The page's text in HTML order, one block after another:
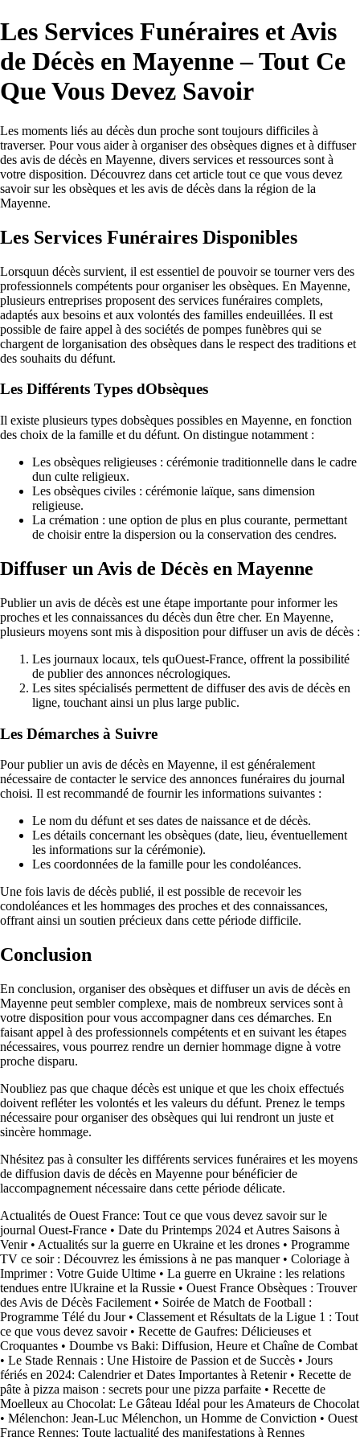
Les Services Funéraires et Avis
de Décès en Mayenne – Tout Ce
Que Vous Devez Savoir
Les moments liés au décès dun proche sont toujours difficiles à
traverser. Pour vous aider à organiser des obsèques dignes et à diffuser
des avis de décès en Mayenne, divers services et ressources sont à
votre disposition. Découvrez dans cet article tout ce que vous devez
savoir sur les obsèques et les avis de décès dans la région de la
Mayenne.
Les Services Funéraires Disponibles
Lorsquun décès survient, il est essentiel de pouvoir se tourner vers des
professionnels compétents pour organiser les obsèques. En Mayenne,
plusieurs entreprises proposent des services funéraires complets,
adaptés aux besoins et aux volontés des familles endeuillées. Il est
possible de faire appel à des sociétés de pompes funèbres qui se
chargent de lorganisation des obsèques dans le respect des traditions et
des souhaits du défunt.
Les Différents Types dObsèques
Il existe plusieurs types dobsèques possibles en Mayenne, en fonction
des choix de la famille et du défunt. On distingue notamment :
Les obsèques religieuses : cérémonie traditionnelle dans le cadre
dun culte religieux.
Les obsèques civiles : cérémonie laïque, sans dimension
religieuse.
La crémation : une option de plus en plus courante, permettant
de choisir entre la dispersion ou la conservation des cendres.
Diffuser un Avis de Décès en Mayenne
Publier un avis de décès est une étape importante pour informer les
proches et les connaissances du décès dun être cher. En Mayenne,
plusieurs moyens sont mis à disposition pour diffuser un avis de décès :
Les journaux locaux, tels quOuest-France, offrent la possibilité
de publier des annonces nécrologiques.
Les sites spécialisés permettent de diffuser des avis de décès en
ligne, touchant ainsi un plus large public.
Les Démarches à Suivre
Pour publier un avis de décès en Mayenne, il est généralement
nécessaire de contacter le service des annonces funéraires du journal
choisi. Il est recommandé de fournir les informations suivantes :
Le nom du défunt et ses dates de naissance et de décès.
Les détails concernant les obsèques (date, lieu, éventuellement
les informations sur la cérémonie).
Les coordonnées de la famille pour les condoléances.
Une fois lavis de décès publié, il est possible de recevoir les
condoléances et les hommages des proches et des connaissances,
offrant ainsi un soutien précieux dans cette période difficile.
Conclusion
En conclusion, organiser des obsèques et diffuser un avis de décès en
Mayenne peut sembler complexe, mais de nombreux services sont à
votre disposition pour vous accompagner dans ces démarches. En
faisant appel à des professionnels compétents et en suivant les étapes
nécessaires, vous pourrez rendre un dernier hommage digne à votre
proche disparu.
Noubliez pas que chaque décès est unique et que les choix effectués
doivent refléter les volontés et les valeurs du défunt. Prenez le temps
nécessaire pour organiser des obsèques qui lui rendront un juste et
sincère hommage.
Nhésitez pas à consulter les différents services funéraires et les moyens
de diffusion davis de décès en Mayenne pour bénéficier de
laccompagnement nécessaire dans cette période délicate.
Actualités de Ouest France: Tout ce que vous devez savoir sur le
journal Ouest-France • Date du Printemps 2024 et Autres Saisons à
Venir• Actualités sur la guerre en Ukraine et les drones • Programme
TV ce soir : Découvrez les émissions à ne pas manquer• Coloriage à
Imprimer : Votre Guide Ultime • La guerre en Ukraine : les relations
tendues entre lUkraine et la Russie • Ouest France Obsèques : Trouver
des Avis de Décès Facilement • Soirée de Match de Football :
Programme Télé du Jour• Classement et Résultats de la Ligue 1 : Tout
ce que vous devez savoir• Recette de Gaufres: Délicieuses et
Croquantes • Doumbe vs Baki: Diffusion, Heure et Chaîne de Combat
• Le Stade Rennais : Une Histoire de Passion et de Succès • Jours
fériés en 2024: Calendrier et Dates Importantes à Retenir• Recette de
pâte à pizza maison : secrets pour une pizza parfaite • Recette de
Moelleux au Chocolat: Le Gâteau Idéal pour les Amateurs de Chocolat
• Mélenchon: Jean-Luc Mélenchon, un Homme de Conviction • Ouest
France Rennes: Toute lactualité des manifestations à Rennes